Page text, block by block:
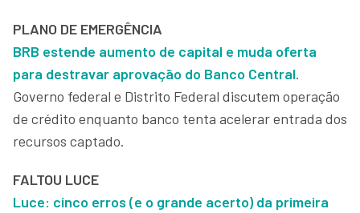
PLANO DE EMERGÊNCIA
BRB estende aumento de capital e muda oferta
para destravar aprovação do Banco Central.
Governo federal e Distrito Federal discutem operação
de crédito enquanto banco tenta acelerar entrada dos
recursos captado.
FALTOU LUCE
Luce: cinco erros (e o grande acerto) da primeira